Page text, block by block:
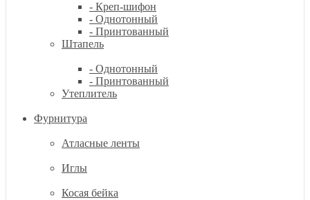
- Креп-шифон
- Однотонный
- Принтованный
Штапель
- Однотонный
- Принтованный
Утеплитель
Фурнитура
Атласные ленты
Иглы
Косая бейка